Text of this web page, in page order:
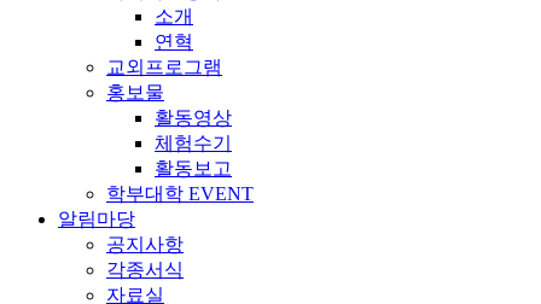
소개
연혁
교외프로그램
홍보물
활동영상
체험수기
활동보고
학부대학 EVENT
알림마당
공지사항
각종서식
자료실